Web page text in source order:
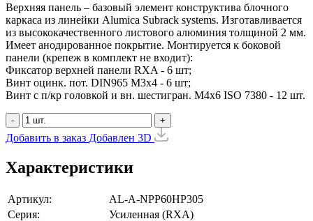
Верхняя панель – базовый элемент конструктива блочного
каркаса из линейки Alumica Subrack systems. Изготавливается
из высококачественного листового алюминия толщиной 2 мм.
Имеет анодированное покрытие. Монтируется к боковой
панели (крепеж в комплект не входит):
Фиксатор верхней панели RXA - 6 шт;
Винт оцинк. пот. DIN965 М3х4 - 6 шт;
Винт с п/кр головкой и вн. шестигран. М4x6 ISO 7380 - 12 шт.
- +
Добавить в заказ Добавлен 3D
Характеристики
Артикул:
AL-A-NPP60HP305
Серия:
Усиленная (RXA)